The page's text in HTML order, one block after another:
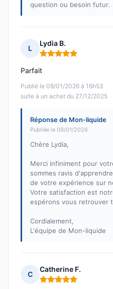
question ou besoin futur.
L
Lydia B.
Note : 5 sur 5
Publié le 08/01/2026 à 16h53
suite à un achat du 27/12/2025
Parfait
Réponse de Mon-liquide
Publiée le 09/01/2026
Chère Lydia,
Merci infiniment pour
sommes ravis
de votre expérience sur
Votre satisfaction est
espérons vous retrouver
Cordialement,
L'équipe de Mon-liquide
C
Catherine F.
Note : 5 sur 5